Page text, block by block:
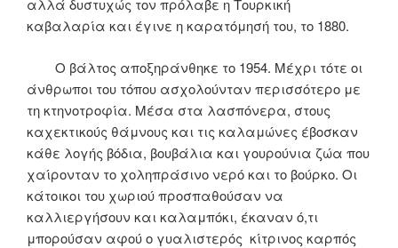
αλλά δυστυχώς τον πρόλαβε η Τουρκική
καβαλαρία και έγινε η καρατόμησή του, το 1880.
Ο βάλτος αποξηράνθηκε το 1954. Μέχρι τότε οι
άνθρωποι του τόπου ασχολούνταν περισσότερο με
τη κτηνοτροφία. Μέσα στα λασπόνερα, στους
καχεκτικούς θάμνους και τις καλαμώνες έβοσκαν
κάθε λογής βόδια, βουβάλια και γουρούνια ζώα που
χαίρονταν το χοληπράσινο νερό και το βούρκο. Οι
κάτοικοι του χωριού προσπαθούσαν να
καλλιεργήσουν και καλαμπόκι, έκαναν ό,τι
μπορούσαν αφού ο γυαλιστερός κίτρινος καρπός